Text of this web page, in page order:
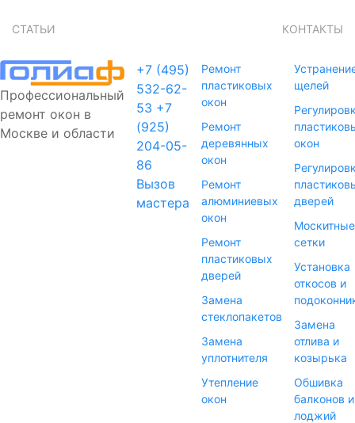
СТАТЬИ КОНТАКТЫ
Профессиональный
ремонт окон в
Москве и области
+7 (495)
532-62-
53 +7
(925)
204-05-
86
Вызов
мастера
Ремонт
пластиковых
окон
Ремонт
деревянных
окон
Ремонт
алюминиевых
окон
Ремонт
пластиковых
дверей
Замена
стеклопакетов
Замена
уплотнителя
Утепление
окон
щелей
окон
дверей
Москитные
сетки
Установка
откосов и
Замена
отлива и
козырька
Обшивка
балконов и
лоджий